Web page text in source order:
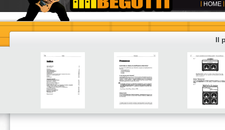
HOME
Il